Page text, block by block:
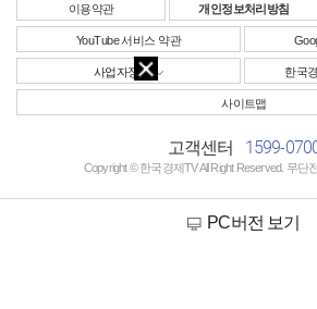
이용약관 개인정보처리방침
YouTube 서비스 약관
사업자정보 한국
사이트맵
고객센터 1599-
Copyright © 한국경제TV All Right Reserved. 무단
PC버전 보기